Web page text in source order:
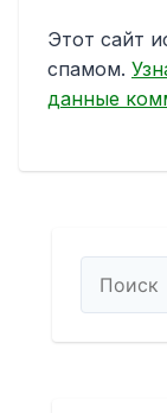
Этот сайт
спамом.
данные